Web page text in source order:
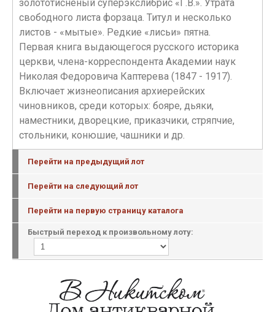
золототисненый суперэкслибрис «Г.В.». Утрата
свободного листа форзаца. Титул и несколько
листов - «мытые». Редкие «лисьи» пятна.
Первая книга выдающегося русского историка
церкви, члена-корреспондента Академии наук
Николая Федоровича Каптерева (1847 - 1917).
Включает жизнеописания архиерейских
чиновников, среди которых: бояре, дьяки,
наместники, дворецкие, приказчики, стряпчие,
стольники, конюшие, чашники и дp.
Перейти на предыдущий лот
Перейти на следующий лот
Перейти на первую страницу каталога
Быстрый переход к произвольному лоту: